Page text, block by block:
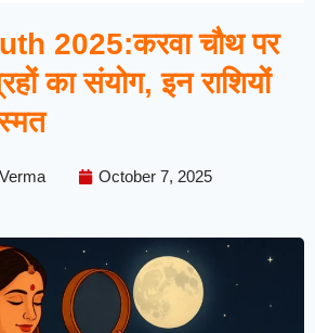
2025:करवा चौथ पर
का संयोग, इन राशियों
October 7, 2025